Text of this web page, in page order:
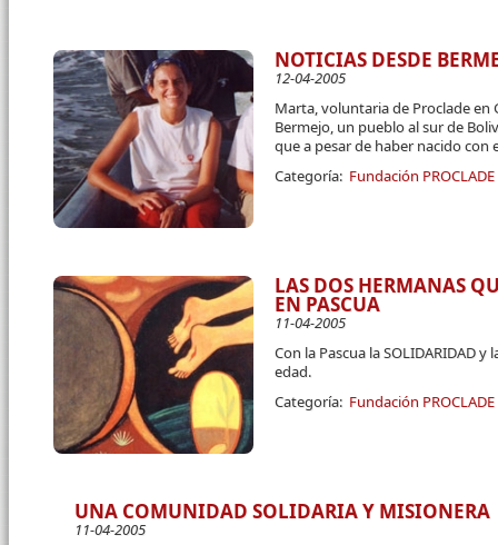
NOTICIAS DESDE
12-04-2005
Marta, voluntaria de Proclade en
Bermejo, un pueblo al sur de
que a pesar de haber nacido
Categoría: Fundación PROCLADE
LAS DOS HERMANAS
EN PASCUA
11-04-2005
Con la Pascua la SOLIDARIDAD
edad.
Categoría: Fundación PROCLADE
UNA COMUNIDAD SOLIDARIA Y MISIONERA
11-04-2005